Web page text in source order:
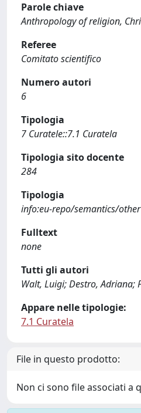
Parole chiave
Anthropology of religion,
Referee
Comitato scientifico
Numero autori
6
Tipologia
7 Curatele::7.1 Curatela
Tipologia sito docente
284
Tipologia
info:eu-repo/semantics/other
Fulltext
none
Tutti gli autori
Walt, Luigi; Destro, Adriana;
Appare nelle tipologie:
7.1 Curatela
File in questo prodotto:
Non ci sono file associati a